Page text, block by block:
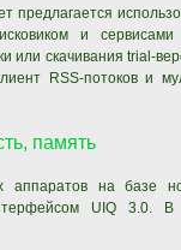
предлагается
и
или скачивания trial-
RSS-потоков и
память
аппаратов на базе
UIQ 3.0. В